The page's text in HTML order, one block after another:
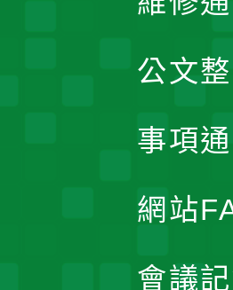
公文
事項
網站
會議